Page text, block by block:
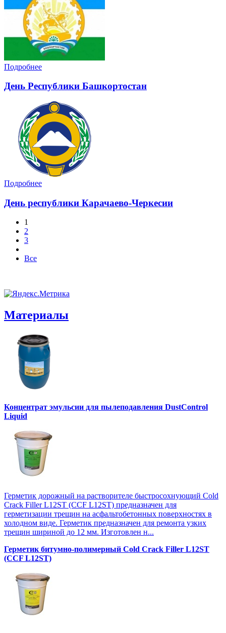
Подробнее
День Республики Башкортостан
Подробнее
День республики Карачаево-Черкесии
1
2
3
Все
Материалы
Концентрат эмульсии для пылеподавления DustControl
Liquid
Герметик дорожный на растворителе быстросохнующий Cold
Crack Filler L12SТ (CCF L12SТ) предназначен для
герметизации трещин на асфальтобетонных поверхностях в
холодном виде. Герметик предназначен для ремонта узких
трещин шириной до 12 мм. Изготовлен н...
Герметик битумно-полимерный Cold Crack Filler L12SТ
(CCF L12SТ)